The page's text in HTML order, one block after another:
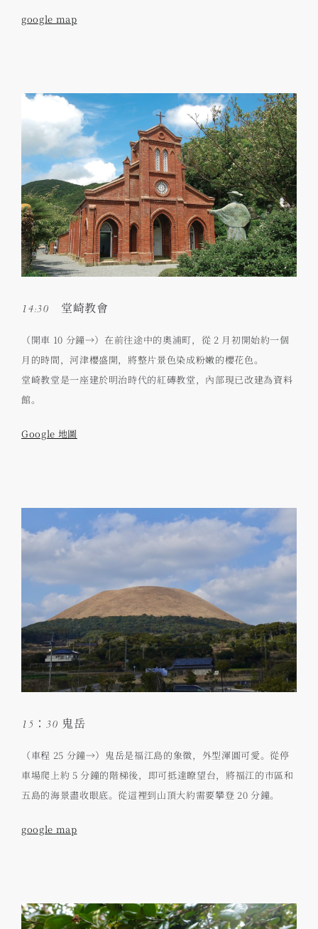
google map
14:30 堂崎教會
（開車 10 分鐘→）在前往途中的奧浦町，從 2 月初開始約一個
月的時間，河津櫻盛開，將整片景色染成粉嫩的櫻花色。
堂崎教堂是一座建於明治時代的紅磚教堂，內部現已改建為資料
館。
Google 地圖
15：30 鬼岳
（車程 25 分鐘→）鬼岳是福江島的象徵，外型渾圓可愛。從停
車場爬上約 5 分鐘的階梯後，即可抵達瞭望台，將福江的市區和
五島的海景盡收眼底。從這裡到山頂大約需要攀登 20 分鐘。
google map